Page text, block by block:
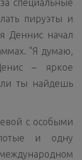
специальные
пируэты и
Деннис начал
"Я думаю,
– яркое
ты найдешь
с особыми
и одну